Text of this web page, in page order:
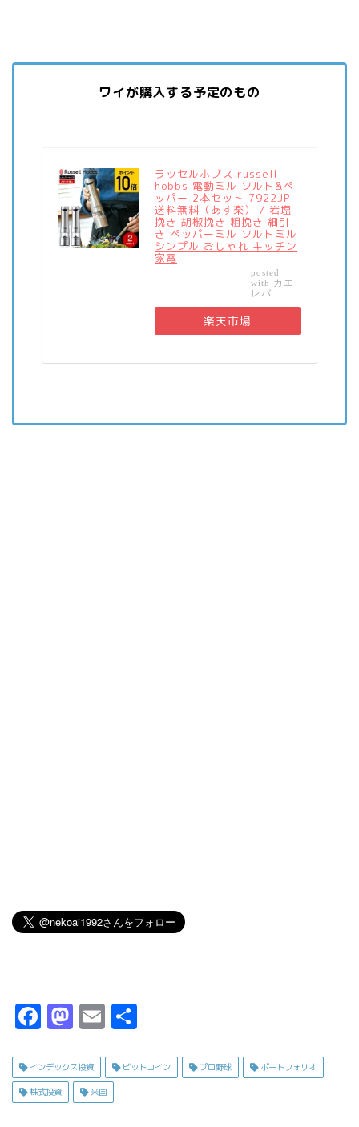
ワイが購入する予定のもの
ラッセルホブス russell
hobbs 電動ミル ソルト&ペ
ッパー 2本セット 7922JP
送料無料（あす楽） / 岩塩
挽き 胡椒挽き 粗挽き 細引
き ペッパーミル ソルトミル
シンプル おしゃれ キッチン
家電
posted
with カエ
レバ
楽天市場
F
c
e
M
s
t
E
ai
l
インデックス投資 ビットコイン プロ野球 ポートフォリオ
株式投資 米国